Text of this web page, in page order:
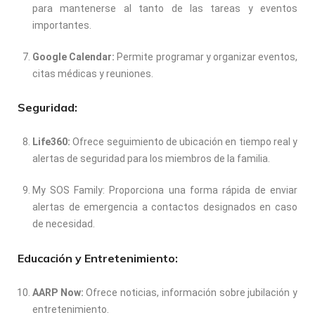
para mantenerse al tanto de las tareas y eventos
importantes.
Google Calendar: Permite programar y organizar eventos,
citas médicas y reuniones.
Seguridad:
Life360: Ofrece seguimiento de ubicación en tiempo real y
alertas de seguridad para los miembros de la familia.
My SOS Family: Proporciona una forma rápida de enviar
alertas de emergencia a contactos designados en caso
de necesidad.
Educación y Entretenimiento:
AARP Now: Ofrece noticias, información sobre jubilación y
entretenimiento.